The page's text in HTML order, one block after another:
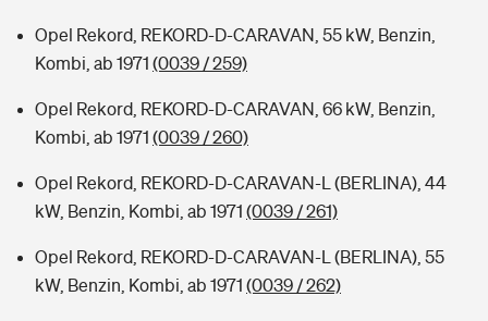
Opel Rekord, REKORD-D-CARAVAN, 55 kW, Benzin,
Kombi, ab 1971 (0039 / 259)
Opel Rekord, REKORD-D-CARAVAN, 66 kW, Benzin,
Kombi, ab 1971 (0039 / 260)
Opel Rekord, REKORD-D-CARAVAN-L (BERLINA), 44
kW, Benzin, Kombi, ab 1971 (0039 / 261)
Opel Rekord, REKORD-D-CARAVAN-L (BERLINA), 55
kW, Benzin, Kombi, ab 1971 (0039 / 262)